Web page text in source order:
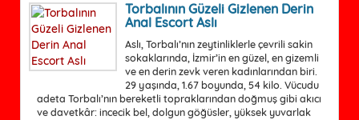
Torbalının Güzeli Gizlenen Derin
Anal Escort Aslı
Aslı, Torbalı’nın zeytinliklerle çevrili sakin
sokaklarında, İzmir’in en güzel, en gizemli
ve en derin zevk veren kadınlarından biri.
29 yaşında, 1.67 boyunda, 54 kilo. Vücudu
adeta Torbalı’nın bereketli topraklarından doğmuş gibi akıcı
ve davetkâr: incecik bel, dolgun göğüsler, yüksek yuvarlak